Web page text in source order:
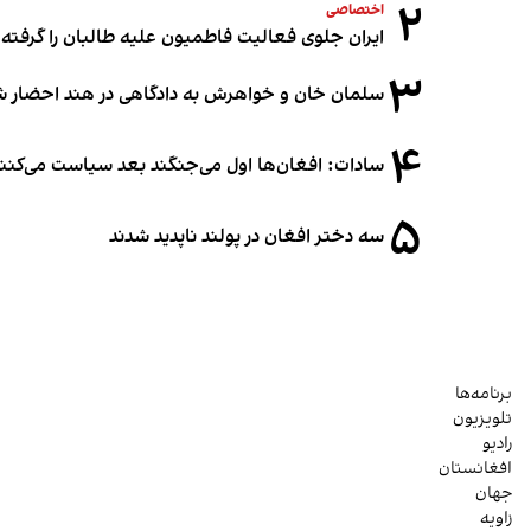
۲ اختصاصی
ایران جلوی فعالیت فاطمیون علیه طالبان را
۳سلمان خان و خواهرش به دادگاهی در هند احضار
۴ سادات: افغان‌ها اول می‌جنگند بعد سیاست
۵ سه دختر افغان در پولند ناپدید شدند
برنامه‌ها
تلویزیون
رادیو
افغانستان
جهان
زاویه